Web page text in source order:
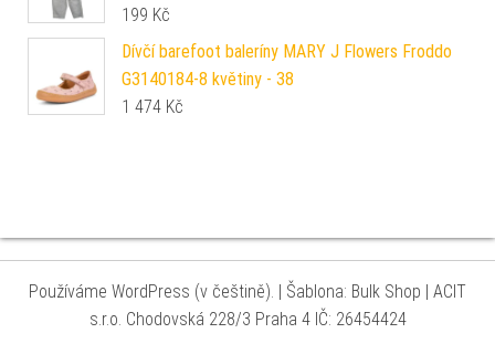
199 Kč
Dívčí barefoot baleríny MARY J Flowers Froddo
G3140184-8 květiny - 38
1 474 Kč
Používáme WordPress (v češtině). Šablona: Bulk Shop
| ACIT
s.r.o. Chodovská 228/3 Praha 4 IČ: 26454424